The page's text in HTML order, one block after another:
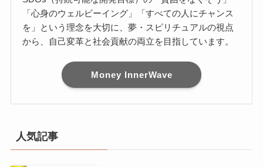
「心身のウェルビーイング」「すべての人にチャンス
を」という理念を大切に、夢・スピリチュアルの視点
から、自己変革と社会貢献の両立を目指しています。
Money InnerWave
人気記事